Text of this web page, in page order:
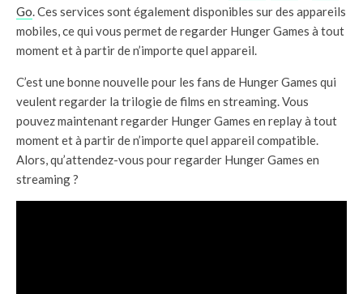
Go. Ces services sont également disponibles sur des appareils
mobiles, ce qui vous permet de regarder Hunger Games à tout
moment et à partir de n’importe quel appareil.
C’est une bonne nouvelle pour les fans de Hunger Games qui
veulent regarder la trilogie de films en streaming. Vous
pouvez maintenant regarder Hunger Games en replay à tout
moment et à partir de n’importe quel appareil compatible.
Alors, qu’attendez-vous pour regarder Hunger Games en
streaming ?